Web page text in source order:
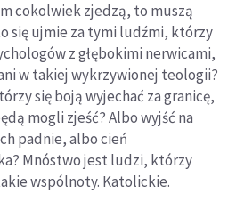
cokolwiek zjedzą, to muszą
się ujmie za tymi ludźmi, którzy
z głębokimi nerwicami,
w takiej wykrzywionej teologii?
się boją wyjechać za granicę,
mogli zjeść? Albo wyjść na
padnie, albo cień
Mnóstwo jest ludzi, którzy
wspólnoty. Katolickie.